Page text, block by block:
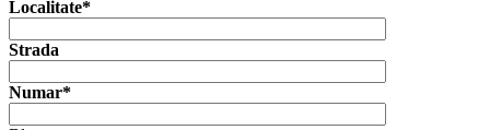
Localitate*
Strada
Numar*